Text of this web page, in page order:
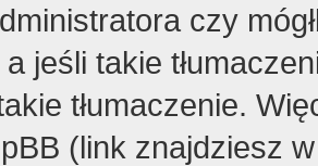
czy
jeśli takie
tłumaczenie.
(link znajdziesz